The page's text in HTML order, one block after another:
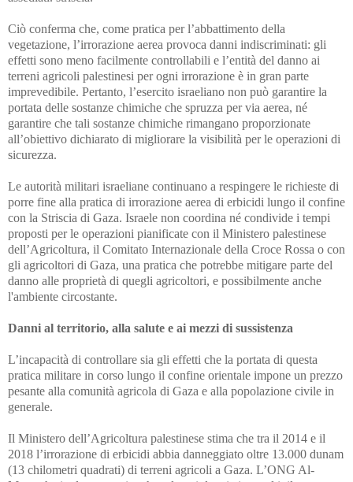
Ciò conferma che, come pratica per l’abbattimento della
vegetazione, l’irrorazione aerea provoca danni indiscriminati: gli
effetti sono meno facilmente controllabili e l’entità del danno ai
terreni agricoli palestinesi per ogni irrorazione è in gran parte
imprevedibile. Pertanto, l’esercito israeliano non può garantire la
portata delle sostanze chimiche che spruzza per via aerea, né
garantire che tali sostanze chimiche rimangano proporzionate
all’obiettivo dichiarato di migliorare la visibilità per le operazioni di
sicurezza.
Le autorità militari israeliane continuano a respingere le richieste di
porre fine alla pratica di irrorazione aerea di erbicidi lungo il confine
con la Striscia di Gaza. Israele non coordina né condivide i tempi
proposti per le operazioni pianificate con il Ministero palestinese
dell’Agricoltura, il Comitato Internazionale della Croce Rossa o con
gli agricoltori di Gaza, una pratica che potrebbe mitigare parte del
danno alle proprietà di quegli agricoltori, e possibilmente anche
l'ambiente circostante.
Danni al territorio, alla salute e ai mezzi di sussistenza
L’incapacità di controllare sia gli effetti che la portata di questa
pratica militare in corso lungo il confine orientale impone un prezzo
pesante alla comunità agricola di Gaza e alla popolazione civile in
generale.
Il Ministero dell’Agricoltura palestinese stima che tra il 2014 e il
2018 l’irrorazione di erbicidi abbia danneggiato oltre 13.000 dunam
(13 chilometri quadrati) di terreni agricoli a Gaza. L’ONG Al-